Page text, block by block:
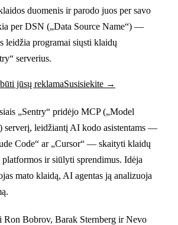
duomenis ir parodo juos per savo
per DSN („Data Source Name“) —
leidžia programai siųsti klaidų
serverius.
jūsų reklamaSusisiekite →
„Sentry“ pridėjo MCP („Model
serverį, leidžiantį AI kodo asistentams —
Code“ ar „Cursor“ — skaityti klaidų
platformos ir siūlyti sprendimus. Idėja
mato klaidą, AI agentas ją analizuoja
Ron Bobrov, Barak Sternberg ir Nevo